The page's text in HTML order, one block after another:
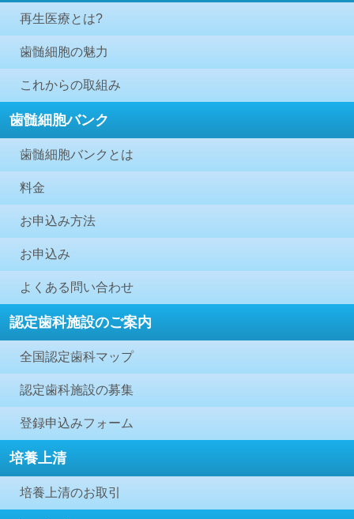
再生医療とは?
歯髄細胞の魅力
これからの取組み
歯髄細胞バンク
歯髄細胞バンクとは
料金
お申込み方法
お申込み
よくある問い合わせ
認定歯科施設のご案内
全国認定歯科マップ
認定歯科施設の募集
登録申込みフォーム
培養上清
培養上清のお取引